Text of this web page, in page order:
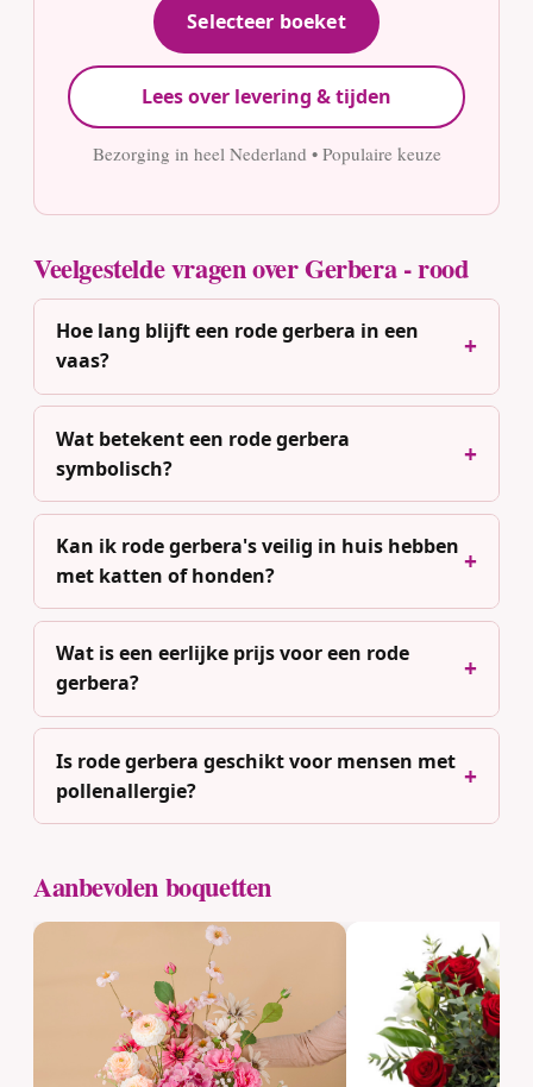
Selecteer boeket
Lees over levering & tijden
Bezorging in heel Nederland • Populaire keuze
Veelgestelde vragen over Gerbera - rood
Hoe lang blijft een rode gerbera in een
vaas?
Wat betekent een rode gerbera
symbolisch?
Kan ik rode gerbera's veilig in huis hebben
met katten of honden?
Wat is een eerlijke prijs voor een rode
gerbera?
Is rode gerbera geschikt voor mensen met
pollenallergie?
Aanbevolen boquetten